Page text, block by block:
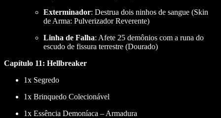
Exterminador: Destrua dois ninhos de sangue (Skin
de Arma: Pulverizador Reverente)
Linha de Falha: Afete 25 demônios com a runa do
escudo de fissura terrestre (Dourado)
Capítulo 11: Hellbreaker
1x Segredo
1x Brinquedo Colecionável
1x Essência Demoníaca – Armadura